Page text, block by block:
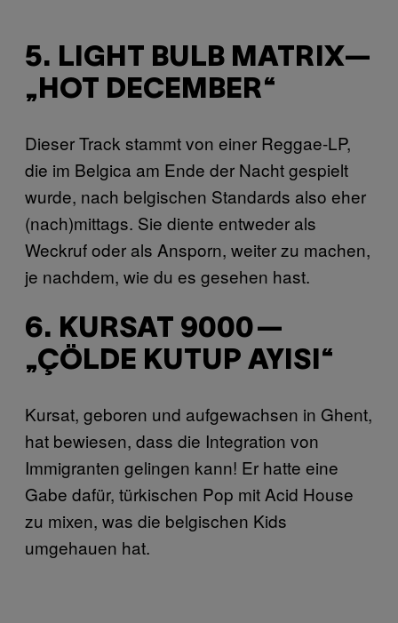
5. LIGHT BULB MATRIX—
„HOT DECEMBER“
Dieser Track stammt von einer Reggae-LP,
die im Belgica am Ende der Nacht gespielt
wurde, nach belgischen Standards also eher
(nach)mittags. Sie diente entweder als
Weckruf oder als Ansporn, weiter zu machen,
je nachdem, wie du es gesehen hast.
6. KURSAT 9000—
„ÇÖLDE KUTUP AYISI“
Kursat, geboren und aufgewachsen in Ghent,
hat bewiesen, dass die Integration von
Immigranten gelingen kann! Er hatte eine
Gabe dafür, türkischen Pop mit Acid House
zu mixen, was die belgischen Kids
umgehauen hat.